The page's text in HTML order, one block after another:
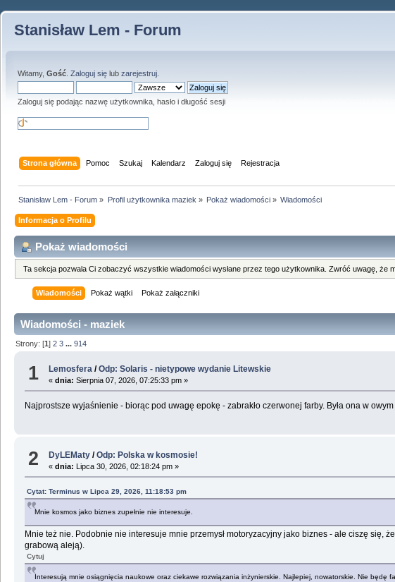
Stanisław Lem - Forum
Witamy, Gość Zaloguj się lub zarejestruj
Zaloguj się podając nazwę użytkownika, hasło i długość sesji
Strona główna Pomoc Szukaj Kalendarz Zaloguj się Rejestracja
Stanisław Lem - Forum » Profil użytkownika maziek » Pokaż wiadomości» Wiadomości
Informacja o Profilu
Pokaż wiadomości
Ta sekcja pozwala Ci zobaczyć wszystkie wiadomości wysłane przez tego użytkownika. Zwróć uwagę, że
Wiadomości Pokaż wątki Pokaż załączniki
Wiadomości - maziek
Strony: [1]2 3 ...914
1 Lemosfera /Odp: Solaris - nietypowe wydanie Litewskie
«dnia: Sierpnia 07, 2026, 07:25:33 pm »
Najprostsze wyjaśnienie - biorąc pod uwagę epokę - zabrakło czerwonej farby. Była ona w
2 DyLEMaty /Odp: Polska w kosmosie!
«dnia: Lipca 30, 2026, 02:18:24 pm »
Cytat: Terminus w Lipca 29, 2026, 11:18:53 pm
Mnie kosmos jako biznes zupełnie nie interesuje.
Mnie też nie. Podobnie nie interesuje mnie przemysł motoryzacyjny jako biznes - ale ciszę się,
grabową aleją).
Cytuj
Interesują mnie osiągnięcia naukowe oraz ciekawe rozwiązania inżynierskie. Najlepiej, nowatorskie. Nie